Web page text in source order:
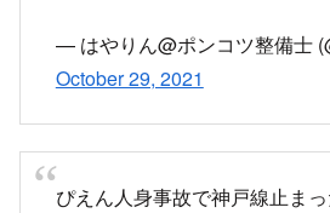
— はやりん@ポンコツ整備士
October 29, 2021
ぴえん人身事故で神戸線止ま